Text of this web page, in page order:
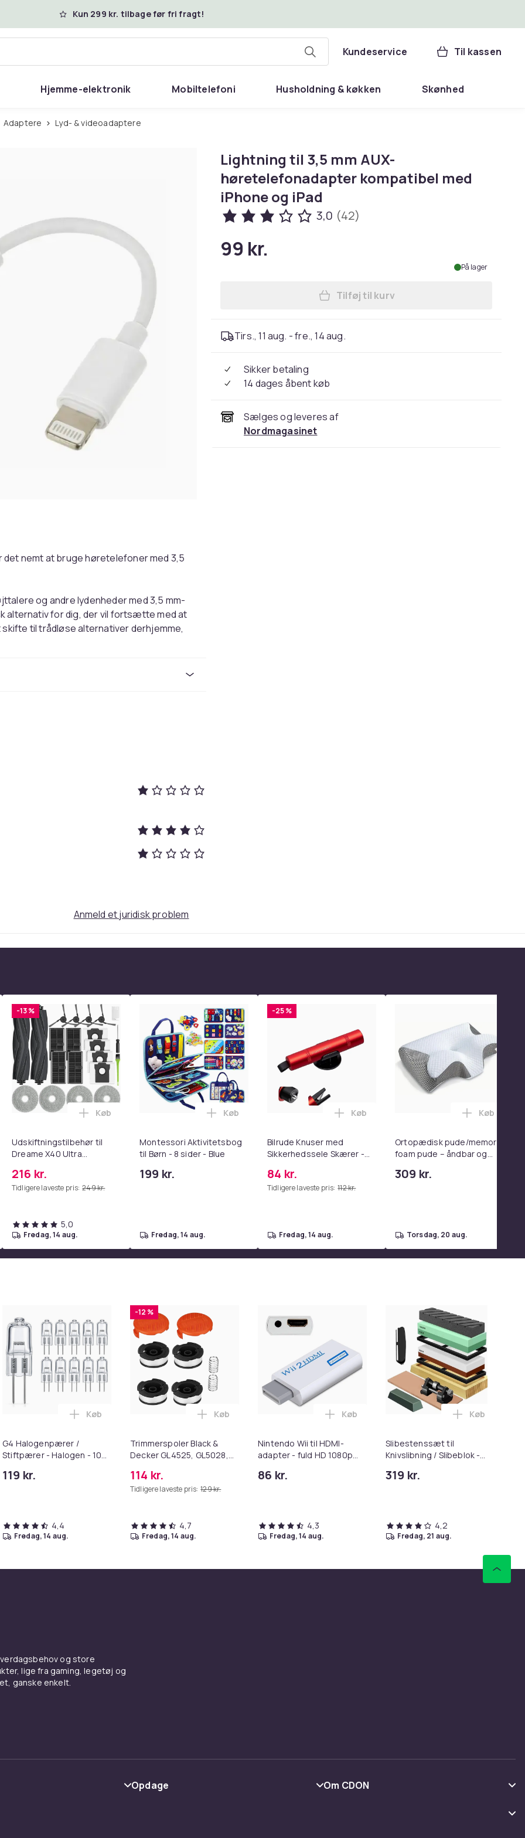
Kun 299 kr. tilbage før fri fragt!
Kundeservice Til kassen
Hjemme-elektronik Mobiltelefoni Husholdning & køkken Skønhed
Adaptere Lyd- & videoadaptere
det nemt at bruge høretelefoner med 3,5
og andre lydenheder med 3,5 mm-
alternativ for dig, der vil fortsætte med at
til trådløse alternativer derhjemme,
med i lommen eller tasken og passer
En praktisk løsning for dig, der vil bruge
White
daef9a43-90b1-4063-a9ca-dd41ace011f0
Lightning til 3,5 mm AUX-
høretelefonadapter kompatibel med
iPhone og iPad
3,0 (42)
99 kr.
På lager
Læg Lightning til 3,5 mm AUX-
Tilføj til kurv
Tirs., 11 aug. - fre., 14 aug.
Sikker betaling
14 dages åbent køb
Sælges og leveres af
Nordmagasinet
Anmeld et juridisk problem
- Mave- og coretræning, yoga og hjemmetræningscenter Pink i kurven
Beauty Vanity Namira - make up spejl med belysning - hollywood spejl - schminke spejl med lys - hvid - dæmpbar med tre
-13 %
Udskiftningstilbehør til
Dreame X40 Ultra
216 kr.
Tidligere laveste pris: 249 kr.
Læg Udskiftningstilbehør til Dreame X40 Ultra Complete i kurven
Køb
5,0
fredag, 14 aug.
Montessori Aktivitetsbog
til Børn - 8 sider - Blue
199 kr.
Læg Montessori Aktivitetsbog til Børn - 8 sider - Blue i kurven
Køb
fredag, 14 aug.
-25 %
Bilrude Knuser med
Sikkerhedssele Skærer -
Kompatibel med Alle
Bilmodeller Red
84 kr.
Tidligere laveste pris: 112 kr.
Læg Bilrude Knuser med
Køb
fredag, 14 aug.
Ortopædisk pude/memory
foam pude – åndbar og
309 kr.
Læg
Køb
torsdag, 20 aug.
Stor Hollywood Makeup Spejl med Lamper Bluetooth Table Top Vægbeslag Hvid 80 x 58 cm i kurven
G4 Halogenpærer /
Stiftpærer - Halogen - 10W
119 kr.
Læg G4 Halogenpærer / Stiftpærer - Halogen - 10W (10-Pack) i kurven
Køb
4,4
fredag, 14 aug.
-12 %
Trimmerspoler Black &
Decker GL4525, GL5028,
græstrimmer
114 kr.
Tidligere laveste pris: 129 kr.
Læg Trimmerspoler Black & Decker GL4525, GL5028, GLC1423L,
Køb
4,7
fredag, 14 aug.
Nintendo Wii til HDMI-
adapter - fuld HD 1080p
86 kr.
Læg Nintendo Wii til HDMI-adapter - fuld
Køb
4,3
fredag, 14 aug.
Slibestenssæt til
Knivslibning / Slibeblok -
319 kr.
Læg
Køb
4,2
fredag, 21 aug.
og store
lige fra gaming, legetøj og
ganske enkelt.
Opdage
Om CDON